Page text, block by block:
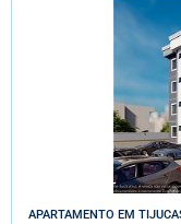
APARTAMENTO EM